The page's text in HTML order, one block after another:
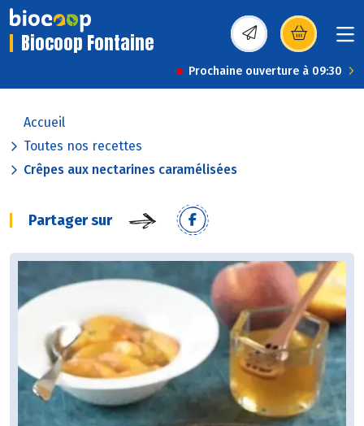
Biocoop Fontaine (s’ouvre dans une
Prochaine ouverture à 09:30
Accueil
Toutes nos recettes
Crêpes aux nectarines caramélisées
Partager sur